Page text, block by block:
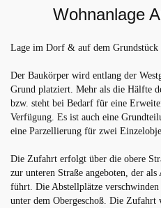
Wohnanlage
Lage im Dorf & auf dem Grundstück
Der Baukörper wird entlang der
Grund platziert. Mehr als die Hälfte
bzw. steht bei Bedarf für eine
Verfügung. Es ist auch eine
eine Parzellierung für zwei
Die Zufahrt erfolgt über die obere
zur unteren Straße angeboten, der
führt. Die Abstellplätze
unter dem Obergeschoß. Die Zufahrt